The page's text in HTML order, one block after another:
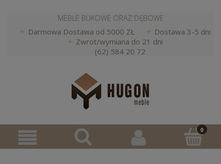
MEBLE BUKOWE ORAZ DĘBOWE
Darmowa Dostawa od 5000 ZŁ
Dostawa 3-5 dni
Zwrot/wymiana do 21 dni
(62) 584 20 72